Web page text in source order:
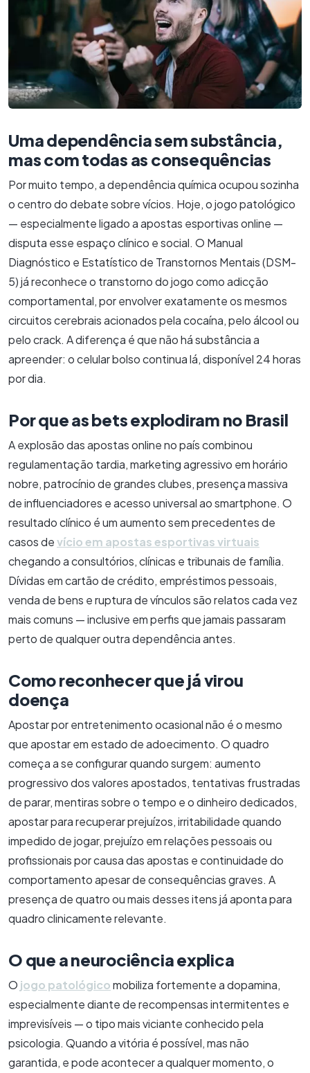
Uma dependência sem substância,
mas com todas as consequências
Por muito tempo, a dependência química ocupou sozinha
o centro do debate sobre vícios. Hoje, o jogo patológico
— especialmente ligado a apostas esportivas online —
disputa esse espaço clínico e social. O Manual
Diagnóstico e Estatístico de Transtornos Mentais (DSM-
5) já reconhece o transtorno do jogo como adicção
comportamental, por envolver exatamente os mesmos
circuitos cerebrais acionados pela cocaína, pelo álcool ou
pelo crack. A diferença é que não há substância a
apreender: o celular bolso continua lá, disponível 24 horas
por dia.
Por que as bets explodiram no Brasil
A explosão das apostas online no país combinou
regulamentação tardia, marketing agressivo em horário
nobre, patrocínio de grandes clubes, presença massiva
de influenciadores e acesso universal ao smartphone. O
resultado clínico é um aumento sem precedentes de
casos devício em apostas esportivas virtuais
chegando a consultórios, clínicas e tribunais de família.
Dívidas em cartão de crédito, empréstimos pessoais,
venda de bens e ruptura de vínculos são relatos cada vez
mais comuns — inclusive em perfis que jamais passaram
perto de qualquer outra dependência antes.
Como reconhecer que já virou
doença
Apostar por entretenimento ocasional não é o mesmo
que apostar em estado de adoecimento. O quadro
começa a se configurar quando surgem: aumento
progressivo dos valores apostados, tentativas frustradas
de parar, mentiras sobre o tempo e o dinheiro dedicados,
apostar para recuperar prejuízos, irritabilidade quando
impedido de jogar, prejuízo em relações pessoais ou
profissionais por causa das apostas e continuidade do
comportamento apesar de consequências graves. A
presença de quatro ou mais desses itens já aponta para
quadro clinicamente relevante.
O que a neurociência explica
O jogo patológicomobiliza fortemente a dopamina,
especialmente diante de recompensas intermitentes e
imprevisíveis — o tipo mais viciante conhecido pela
psicologia. Quando a vitória é possível, mas não
garantida, e pode acontecer a qualquer momento, o